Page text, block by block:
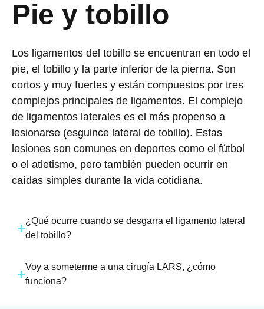
Pie y tobillo​
Los ligamentos del tobillo se encuentran en todo el
pie, el tobillo y la parte inferior de la pierna. Son
cortos y muy fuertes y están compuestos por tres
complejos principales de ligamentos. El complejo
de ligamentos laterales es el más propenso a
lesionarse (esguince lateral de tobillo). Estas
lesiones son comunes en deportes como el fútbol
o el atletismo, pero también pueden ocurrir en
caídas simples durante la vida cotidiana.
¿Qué ocurre cuando se desgarra el ligamento lateral
del tobillo?
Voy a someterme a una cirugía LARS, ¿cómo
funciona?